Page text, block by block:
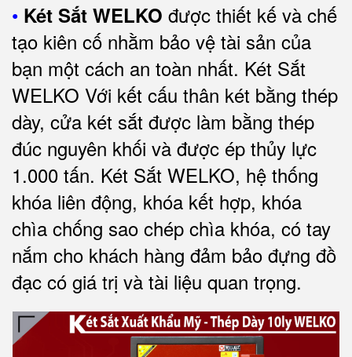
• Két Sắt WELKO được thiết kế và chế
tạo kiên cố nhằm bảo vệ tài sản của
bạn một cách an toàn nhất. Két Sắt
WELKO Với kết cấu thân két bằng thép
dày, cửa két sắt được làm bằng thép
đúc nguyên khối và được ép thủy lực
1.000 tấn. Két Sắt WELKO, hệ thống
khóa liên động, khóa kết hợp, khóa
chìa chống sao chép chìa khóa, có tay
nắm cho khách hàng đảm bảo đựng đồ
đạc có giá trị và tài liệu quan trọng.